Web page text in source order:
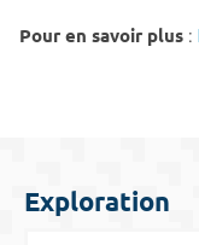
Pour en savoir plus :
Exploration